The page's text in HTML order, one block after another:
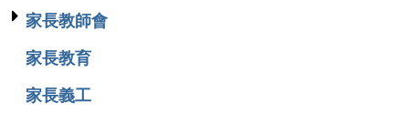
家長教師會
家長教育
家長義工